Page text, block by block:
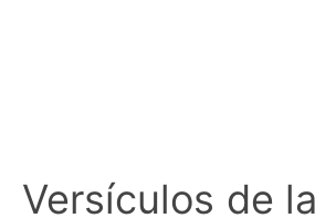
Versículos de